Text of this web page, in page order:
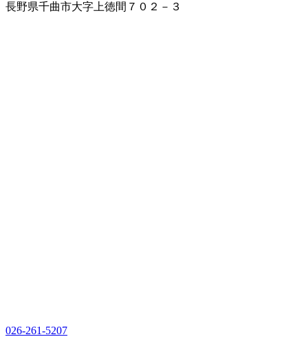
長野県千曲市大字上徳間７０２－３
026-261-5207